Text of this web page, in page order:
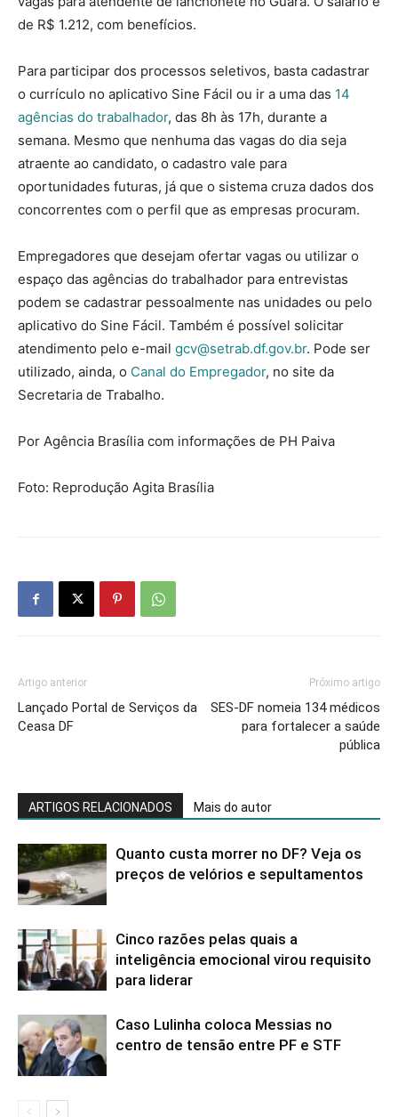
de R$ 1.212, com benefícios.
Para participar dos processos seletivos, basta cadastrar
o currículo no aplicativo Sine Fácil ou ir a uma das 14
agências do trabalhador, das 8h às 17h, durante a
semana. Mesmo que nenhuma das vagas do dia seja
atraente ao candidato, o cadastro vale para
oportunidades futuras, já que o sistema cruza dados dos
concorrentes com o perfil que as empresas procuram.
Empregadores que desejam ofertar vagas ou utilizar o
espaço das agências do trabalhador para entrevistas
podem se cadastrar pessoalmente nas unidades ou pelo
aplicativo do Sine Fácil. Também é possível solicitar
atendimento pelo e-mail gcv@setrab.df.gov.br. Pode ser
utilizado, ainda, o Canal do Empregador, no site da
Secretaria de Trabalho.
Por Agência Brasília com informações de PH Paiva
Foto: Reprodução Agita Brasília
Artigo anterior
Lançado Portal de Serviços da
Ceasa DF
Próximo artigo
SES-DF nomeia 134 médicos
para fortalecer a saúde
pública
ARTIGOS RELACIONADOS Mais do autor
Quanto custa morrer no DF? Veja os
preços de velórios e sepultamentos
Cinco razões pelas quais a
inteligência emocional virou requisito
para liderar
Caso Lulinha coloca Messias no
centro de tensão entre PF e STF